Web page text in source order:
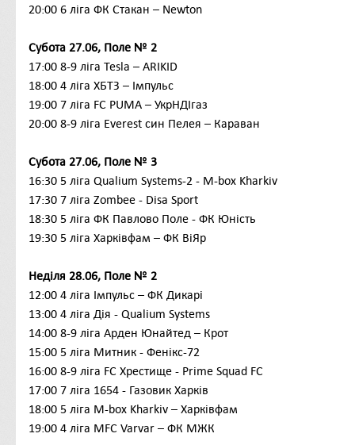
20:00 6 ліга ФК Стакан – Newton
Субота 27.06, Поле № 2
17:00 8-9 ліга Tesla – ARIKID
18:00 4 ліга ХБТЗ – Імпульс
19:00 7 ліга FC PUMA – УкрНДІгаз
20:00 8-9 ліга Everest син Пелея – Караван
Субота 27.06, Поле № 3
16:30 5 ліга Qualium Systems-2 - M-box Kharkiv
17:30 7 ліга Zombee - Disa Sport
18:30 5 ліга ФК Павлово Поле - ФК Юність
19:30 5 ліга Харківфам – ФК ВіЯр
Неділя 28.06, Поле № 2
12:00 4 ліга Імпульс – ФК Дикарі
13:00 4 ліга Дія - Qualium Systems
14:00 8-9 ліга Арден Юнайтед – Крот
15:00 5 ліга Митник - Фенікс-72
16:00 8-9 ліга FC Хрестище - Prime Squad FC
17:00 7 ліга 1654 - Газовик Харків
18:00 5 ліга M-box Kharkiv – Харківфам
19:00 4 ліга MFC Varvar – ФК МЖК